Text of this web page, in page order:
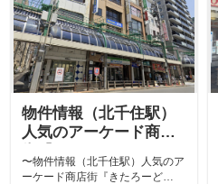
物件情報（北千住駅）
人気のアーケード商店
〜物件情報（北千住駅）人気のア
ーケード商店街『きたろーど